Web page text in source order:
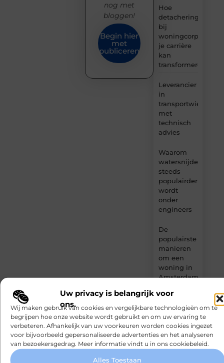
Uw privacy is belangrijk voor
ons.
Wij maken gebruik van cookies en vergelijkbare technologieën om te
begrijpen hoe onze website wordt gebruikt en om uw ervaring te
verbeteren. Afhankelijk van uw voorkeuren worden cookies ingezet
voor bijvoorbeeld gepersonaliseerde advertenties en het analyseren
van bezoekersgedrag. Meer informatie vindt u in ons cookiebeleid.
Alles Toestaan
Hoe
detachering
bij
woningcorporaties
je carrière
kan
transformeren
Leverancier
in
transportwielen
met
technisch
advies
Waarom
watersnijden
steeds
populairder
wordt
onder
engineers
De
populairste
manieren
om een
woning in
Amsterdam
moderniseren
Kabelaring
kiezen voor
je boot
nog met
bloggen!
Begin hier
met
publiceren